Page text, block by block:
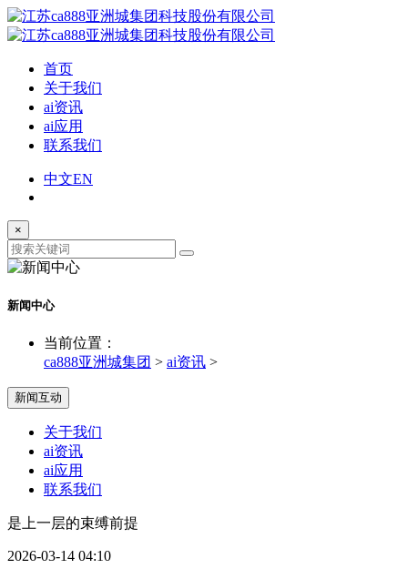
首页
关于我们
ai资讯
ai应用
联系我们
中文EN
×
新闻中心
当前位置：
ca888亚洲城集团 > ai资讯 >
新闻互动
关于我们
ai资讯
ai应用
联系我们
是上一层的束缚前提
2026-03-14 04:10